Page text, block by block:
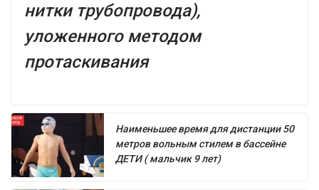
нитки трубопровода),
уложенного методом
протаскивания
Наименьшее время для дистанции 50
метров вольным стилем в бассейне
ДЕТИ ( мальчик 9 лет)